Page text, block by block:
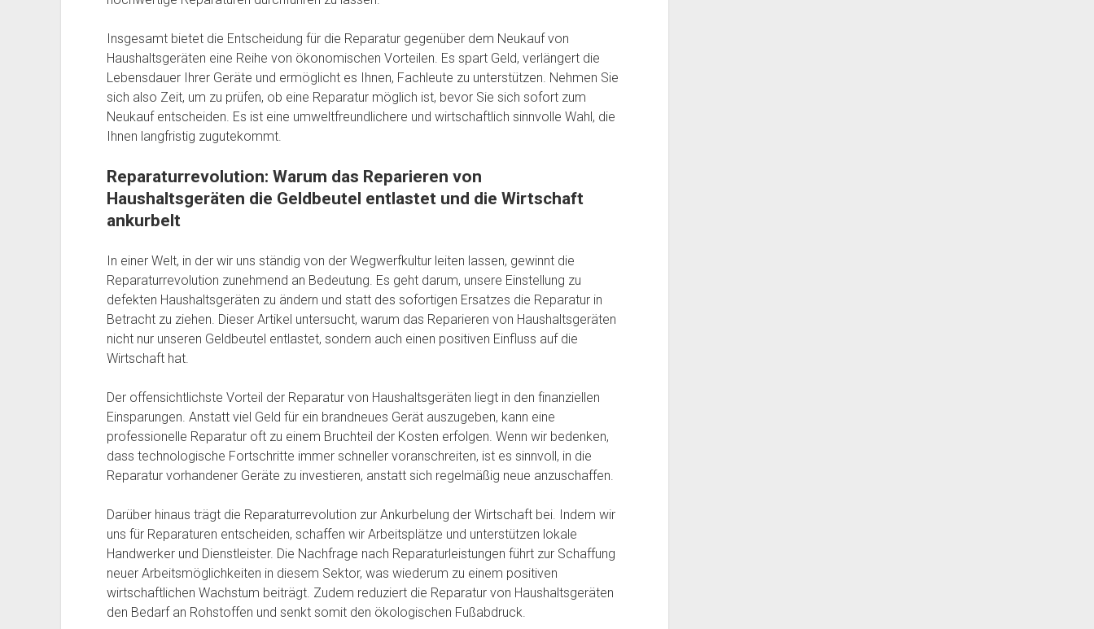
Insgesamt bietet die Entscheidung für die Reparatur gegenüber dem Neukauf von
Haushaltsgeräten eine Reihe von ökonomischen Vorteilen. Es spart Geld, verlängert die
Lebensdauer Ihrer Geräte und ermöglicht es Ihnen, Fachleute zu unterstützen. Nehmen Sie
sich also Zeit, um zu prüfen, ob eine Reparatur möglich ist, bevor Sie sich sofort zum
Neukauf entscheiden. Es ist eine umweltfreundlichere und wirtschaftlich sinnvolle Wahl, die
Ihnen langfristig zugutekommt.
Reparaturrevolution: Warum das Reparieren von
Haushaltsgeräten die Geldbeutel entlastet und die Wirtschaft
ankurbelt
In einer Welt, in der wir uns ständig von der Wegwerfkultur leiten lassen, gewinnt die
Reparaturrevolution zunehmend an Bedeutung. Es geht darum, unsere Einstellung zu
defekten Haushaltsgeräten zu ändern und statt des sofortigen Ersatzes die Reparatur in
Betracht zu ziehen. Dieser Artikel untersucht, warum das Reparieren von Haushaltsgeräten
nicht nur unseren Geldbeutel entlastet, sondern auch einen positiven Einfluss auf die
Wirtschaft hat.
Der offensichtlichste Vorteil der Reparatur von Haushaltsgeräten liegt in den finanziellen
Einsparungen. Anstatt viel Geld für ein brandneues Gerät auszugeben, kann eine
professionelle Reparatur oft zu einem Bruchteil der Kosten erfolgen. Wenn wir bedenken,
dass technologische Fortschritte immer schneller voranschreiten, ist es sinnvoll, in die
Reparatur vorhandener Geräte zu investieren, anstatt sich regelmäßig neue anzuschaffen.
Darüber hinaus trägt die Reparaturrevolution zur Ankurbelung der Wirtschaft bei. Indem wir
uns für Reparaturen entscheiden, schaffen wir Arbeitsplätze und unterstützen lokale
Handwerker und Dienstleister. Die Nachfrage nach Reparaturleistungen führt zur Schaffung
neuer Arbeitsmöglichkeiten in diesem Sektor, was wiederum zu einem positiven
wirtschaftlichen Wachstum beiträgt. Zudem reduziert die Reparatur von Haushaltsgeräten
den Bedarf an Rohstoffen und senkt somit den ökologischen Fußabdruck.